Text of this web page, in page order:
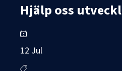
Hjälp oss
12 Jul